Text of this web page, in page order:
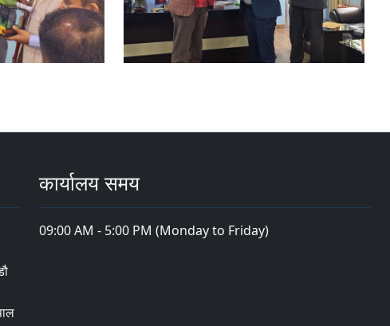
कार्यालय समय
09:00 AM - 5:00 PM (Monday to Friday)